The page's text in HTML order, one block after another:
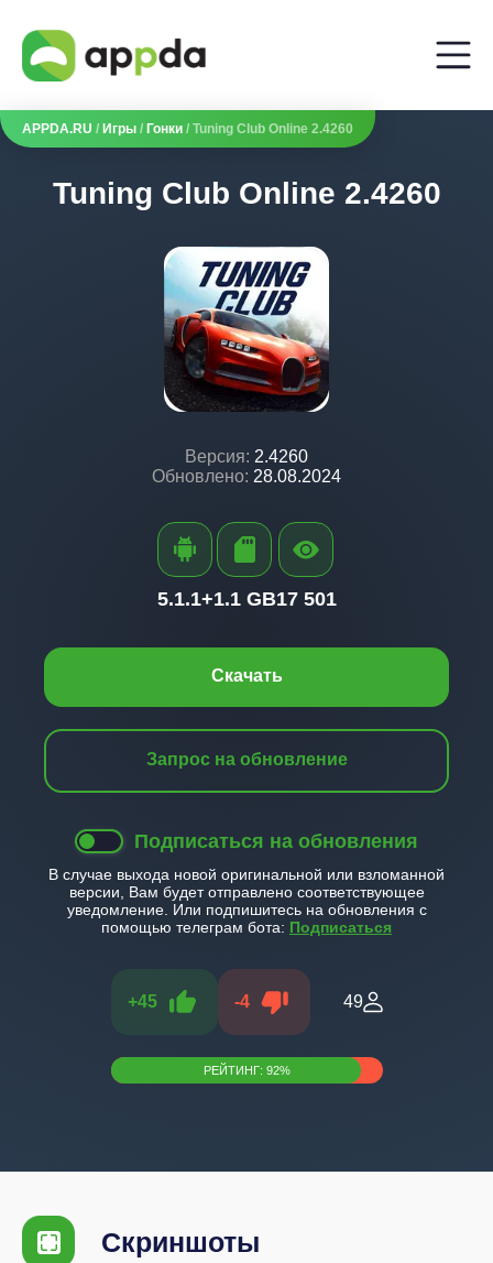
APPDA.RU / Игры / Гонки / Tuning Club Online 2.4260
Tuning Club Online 2.4260
Версия: 2.4260
Обновлено: 28.08.2024
Скачать
Запрос на обновление
Подписаться на обновления
В случае выхода новой оригинальной или взломанной
версии, Вам будет отправлено соответствующее
уведомление. Или подпишитесь на обновления с
помощью телеграм бота: Подписаться
+45 -4 49
РЕЙТИНГ: 92%
5.1.1+1.1 GB17 501
Скриншоты